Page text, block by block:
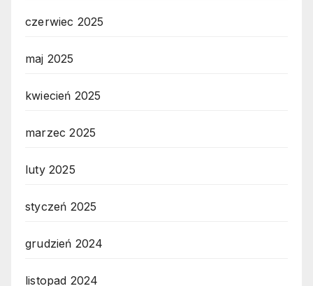
czerwiec 2025
maj 2025
kwiecień 2025
marzec 2025
luty 2025
styczeń 2025
grudzień 2024
listopad 2024